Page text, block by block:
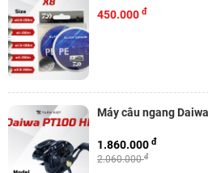
450.000 đ
Máy câu ngang
2.060.000đ
1.860.000 đ